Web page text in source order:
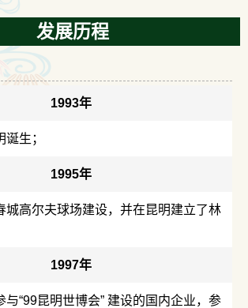
发展历程
1993年
生；
1995年
城高尔夫球场建设，并在昆明建立了林
1997年
与“99昆明世博会” 建设的国内企业，参